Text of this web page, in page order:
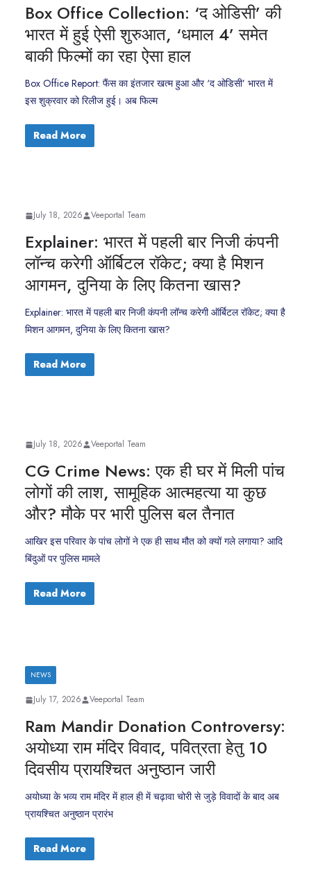
Box Office Collection: ‘द ओडिसी’ की
भारत में हुई ऐसी शुरुआत, ‘धमाल 4’ समेत
बाकी फिल्मों का रहा ऐसा हाल
Box Office Report: फैंस का इंतजार खत्म हुआ और ‘द ओडिसी’ भारत में
इस शुक्रवार को रिलीज हुई। अब फिल्म
Read More
July 18, 2026 Veeportal Team
Explainer: भारत में पहली बार निजी कंपनी
लॉन्च करेगी ऑर्बिटल रॉकेट; क्या है मिशन
आगमन, दुनिया के लिए कितना खास?
Explainer: भारत में पहली बार निजी कंपनी लॉन्च करेगी ऑर्बिटल रॉकेट; क्या है
मिशन आगमन, दुनिया के लिए कितना खास?
Read More
July 18, 2026 Veeportal Team
CG Crime News: एक ही घर में मिली पांच
लोगों की लाश, सामूहिक आत्महत्या या कुछ
और? मौके पर भारी पुलिस बल तैनात
आखिर इस परिवार के पांच लोगों ने एक ही साथ मौत को क्यों गले लगाया? आदि
बिंदुओं पर पुलिस मामले
Read More
NEWS
July 17, 2026 Veeportal Team
Ram Mandir Donation Controversy:
अयोध्या राम मंदिर विवाद, पवित्रता हेतु 10
दिवसीय प्रायश्चित अनुष्ठान जारी
अयोध्या के भव्य राम मंदिर में हाल ही में चढ़ावा चोरी से जुड़े विवादों के बाद अब
प्रायश्चित अनुष्ठान प्रारंभ
Read More